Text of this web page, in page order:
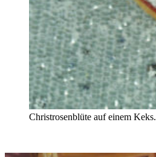
Christrosenblüte auf einem Keks.